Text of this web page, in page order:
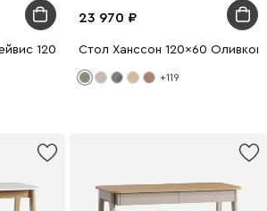
120x60 Графитовый/Черный
23 970
Стол Ханссон 120x60
+119